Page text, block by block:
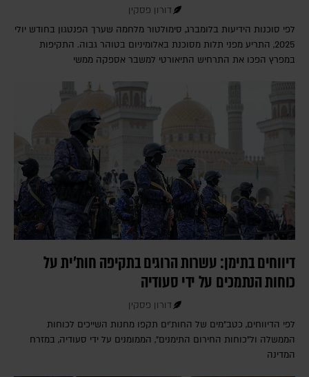
דורון פסקין
לפי סוכנות הידיעות בלומברג, סימולטור מלחמה שערך הפנטגון בחודש יולי
2025, התריע מפני תלות מסוכנת באלומיניום בטוהר גבוה. התקיפות
במפרץ הפכו את התרחיש התיאורטי למשבר אספקה ממשי
דיווחים בתימן: עשרות הרוגים בתקיפה חות'ית על
כוחות הנתמכים על ידי סעודיה
דורון פסקין
לפי הדיווחים, כטב"מים של החות'ים תקפו מחנות השייכים לכוחות
הממשלה ול"כוחות החירום התימנים", הממומנים על ידי סעודיה, במזרח
המדינה